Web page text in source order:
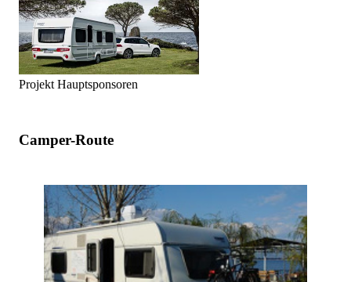
Projekt Hauptsponsoren
Camper-Route